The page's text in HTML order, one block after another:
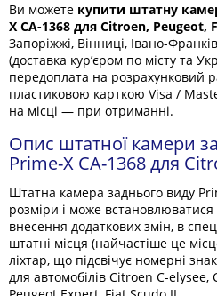
Ви можете купити штатну
X CA-1368 для Citroen, Peugeot,
Запоріжжі, Вінниці, Івано-
(доставка кур’єром по місту та
передоплата на розрахунковий
пластиковою карткою Visa /
на місці — при отриманні.
Опис штатної камери
Prime-X CA-1368 для
Штатна камера заднього виду
розміри і може встановлюватися
внесення додаткових змін, в
штатні місця (найчастіше це
ліхтар, що підсвічує номерні
для автомобілів Citroen C-